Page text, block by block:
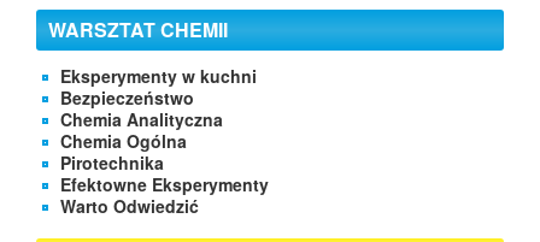
WARSZTAT CHEMII
Eksperymenty w kuchni
Bezpieczeństwo
Chemia Analityczna
Chemia Ogólna
Pirotechnika
Efektowne Eksperymenty
Warto Odwiedzić